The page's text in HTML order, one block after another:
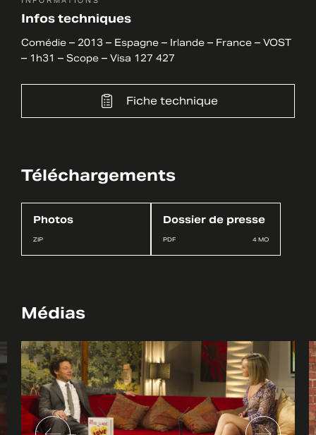
Infos techniques
Comédie – 2013 – Espagne – Irlande – France – VOST
– 1h31 – Scope – Visa 127 427
Fiche technique
Téléchargements
Photos
ZIP
Dossier de presse
PDF 4 MO
Médias